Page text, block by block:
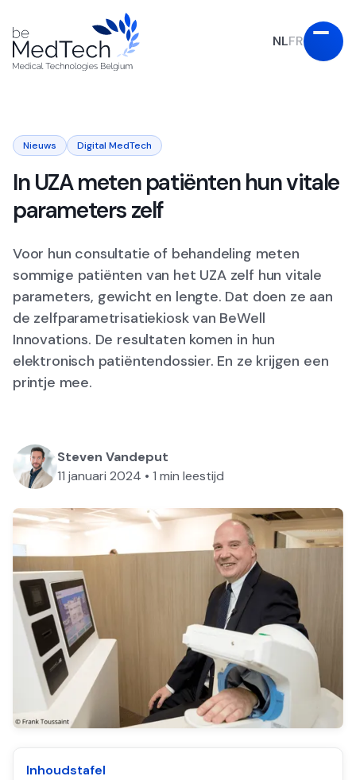
NLFR
Nieuws Digital MedTech
In UZA meten patiënten hun vitale
parameters zelf
Voor hun consultatie of behandeling meten
sommige patiënten van het UZA zelf hun vitale
parameters, gewicht en lengte. Dat doen ze aan
de zelfparametrisatiekiosk van BeWell
Innovations. De resultaten komen in hun
elektronisch patiëntendossier. En ze krijgen een
printje mee.
Steven Vandeput
11 januari 2024 • 1 min leestijd
Inhoudstafel